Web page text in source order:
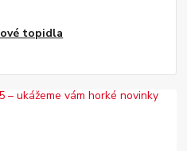
topidla